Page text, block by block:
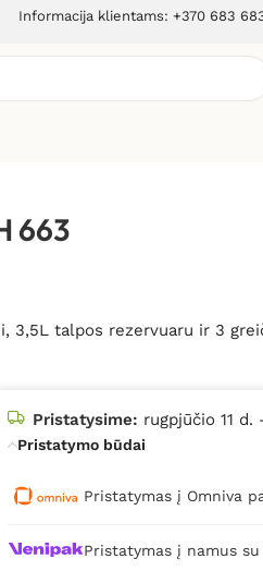
Informacija klientams: +370 683
663
3,5L talpos rezervuaru ir 3
Pristatysime: rugpjūčio 11 d.
Pristatymo būdai
Pristatymas į Omniva
Pristatymas į namus su